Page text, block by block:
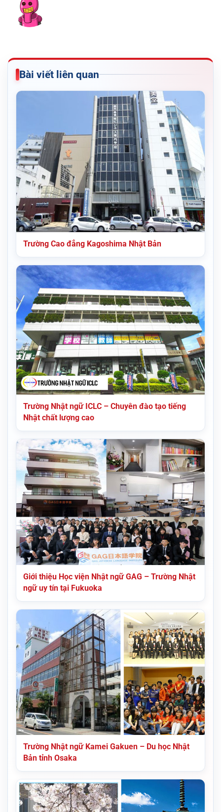
Bài viết liên quan
Trường Cao đẳng Kagoshima Nhật Bản
Trường Nhật ngữ ICLC – Chuyên đào tạo tiếng
Nhật chất lượng cao
Giới thiệu Học viện Nhật ngữ GAG – Trường Nhật
ngữ uy tín tại Fukuoka
Trường Nhật ngữ Kamei Gakuen – Du học Nhật
Bản tỉnh Osaka